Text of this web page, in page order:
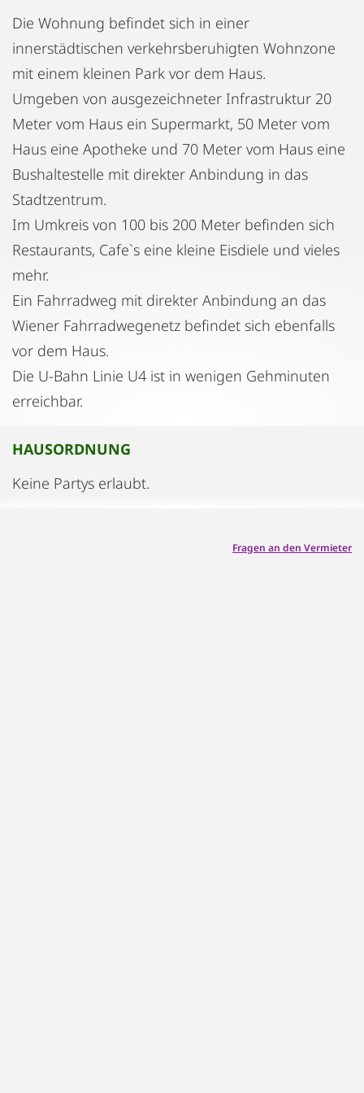
Die Wohnung befindet sich in einer
innerstädtischen verkehrsberuhigten Wohnzone
mit einem kleinen Park vor dem Haus.
Umgeben von ausgezeichneter Infrastruktur 20
Meter vom Haus ein Supermarkt, 50 Meter vom
Haus eine Apotheke und 70 Meter vom Haus eine
Bushaltestelle mit direkter Anbindung in das
Stadtzentrum.
Im Umkreis von 100 bis 200 Meter befinden sich
Restaurants, Cafe`s eine kleine Eisdiele und vieles
mehr.
Ein Fahrradweg mit direkter Anbindung an das
Wiener Fahrradwegenetz befindet sich ebenfalls
vor dem Haus.
Die U-Bahn Linie U4 ist in wenigen Gehminuten
erreichbar.
HAUSORDNUNG
Keine Partys erlaubt.
Fragen an den Vermieter